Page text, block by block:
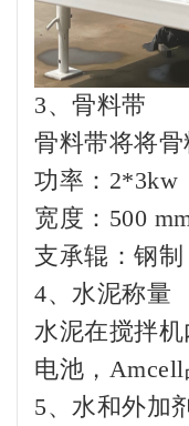
3、骨料带
骨料带将将骨
功率：2*3kw
宽度：500
支承辊：钢制
4、水泥称量
水泥在搅拌
电池，Amcell
5、水和外加